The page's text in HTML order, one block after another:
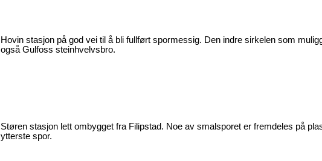
Hovin stasjon på god vei til å bli fullført spormessig. Den indre sirkelen som
også Gulfoss steinhvelvsbro.
Støren stasjon lett ombygget fra Filipstad. Noe av smalsporet er fremdeles på
ytterste spor.